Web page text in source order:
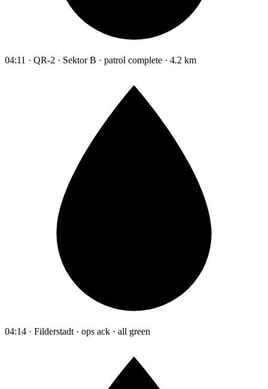
04:11 · QR-2 · Sektor B · patrol complete · 4.2 km
04:14 · Filderstadt · ops ack · all green